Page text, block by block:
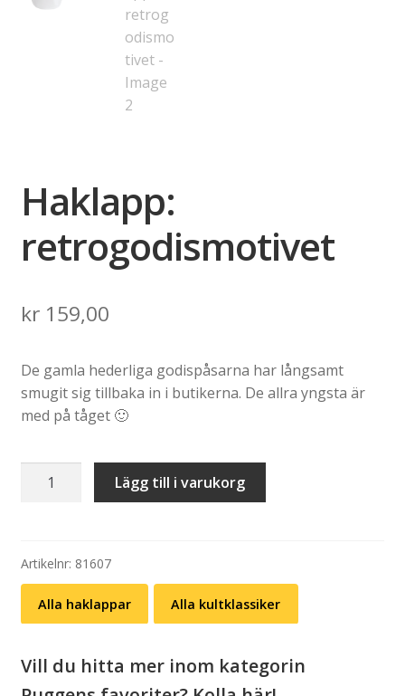
Haklapp:
retrogodismotivet
kr159,00
De gamla hederliga godispåsarna har långsamt
smugit sig tillbaka in i butikerna. De allra yngsta är
med på tåget 🙂
Haklapp:
retrogodismotivet
Lägg till i varukorg
Artikelnr: 81607
Alla haklappar Alla kultklassiker
Vill du hitta mer inom kategorin